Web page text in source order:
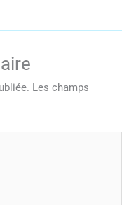
Les champs